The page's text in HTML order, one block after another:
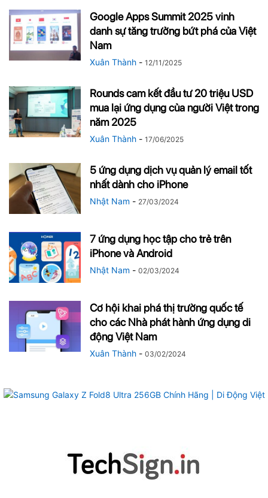
Google Apps Summit 2025 vinh
danh sự tăng trưởng bứt phá của Việt
Nam
Xuân Thành - 12/11/2025
Rounds cam kết đầu tư 20 triệu USD
mua lại ứng dụng của người Việt trong
năm 2025
Xuân Thành - 17/06/2025
5 ứng dụng dịch vụ quản lý email tốt
nhất dành cho iPhone
Nhật Nam - 27/03/2024
7 ứng dụng học tập cho trẻ trên
iPhone và Android
Nhật Nam - 02/03/2024
Cơ hội khai phá thị trường quốc tế
cho các Nhà phát hành ứng dụng di
động Việt Nam
Xuân Thành - 03/02/2024